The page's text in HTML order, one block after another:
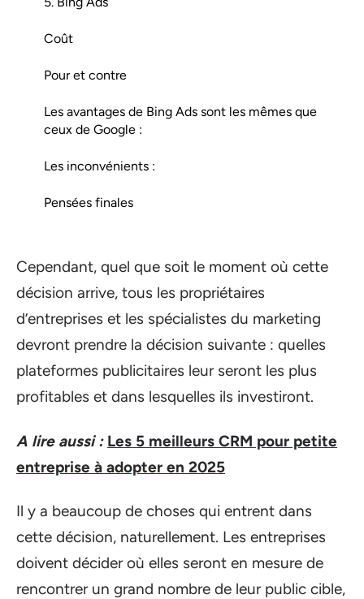
Coût
Pour et contre
Les avantages de Bing Ads sont les mêmes que
ceux de Google :
Les inconvénients :
Pensées finales
Cependant, quel que soit le moment où cette
décision arrive, tous les propriétaires
d’entreprises et les spécialistes du marketing
devront prendre la décision suivante : quelles
plateformes publicitaires leur seront les plus
profitables et dans lesquelles ils investiront.
A lire aussi : Les 5 meilleurs CRM pour petite
entreprise à adopter en 2025
Il y a beaucoup de choses qui entrent dans
cette décision, naturellement. Les entreprises
doivent décider où elles seront en mesure de
rencontrer un grand nombre de leur public cible,